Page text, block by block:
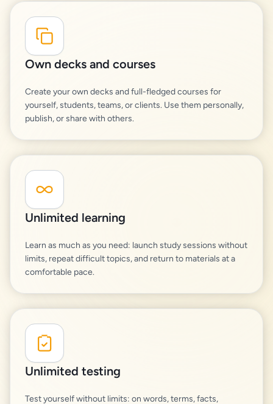
Own decks and courses
Create your own decks and full-fledged courses for
yourself, students, teams, or clients. Use them personally,
publish, or share with others.
Unlimited learning
Learn as much as you need: launch study sessions without
limits, repeat difficult topics, and return to materials at a
comfortable pace.
Unlimited testing
Test yourself without limits: on words, terms, facts,